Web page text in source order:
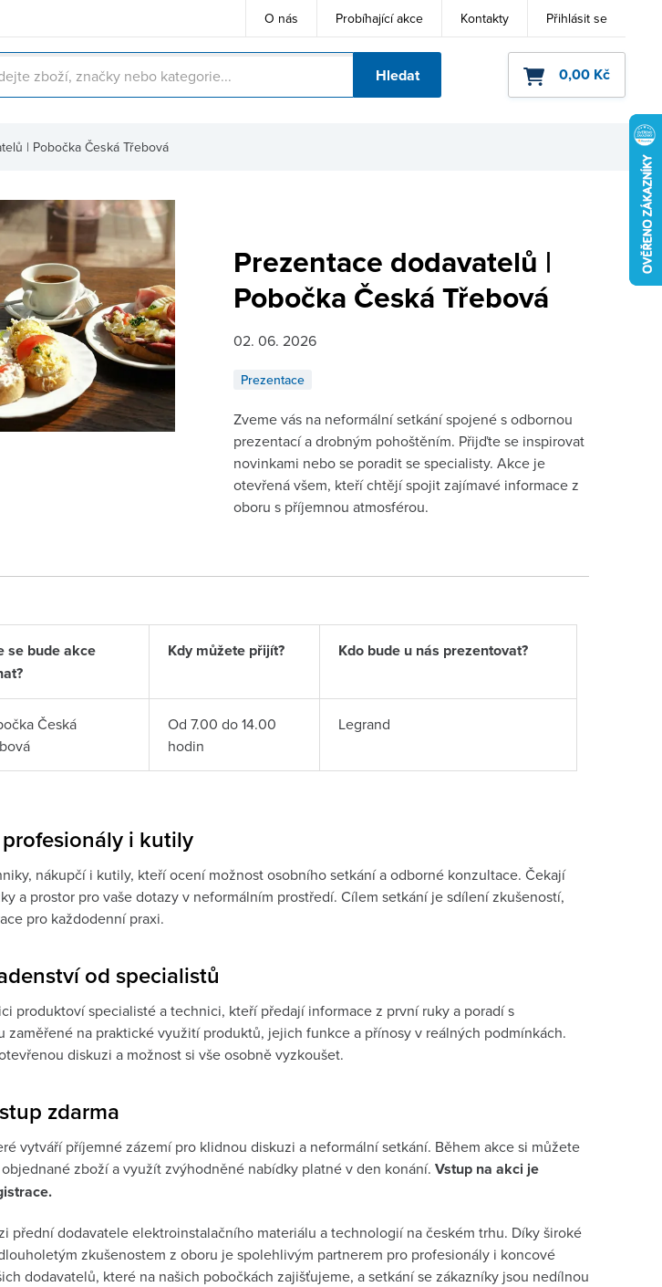
O nás Probíhající akce Kontakty Přihlásit se
Hledat 0,00 Kč
| Pobočka Česká Třebová
Prezentace dodavatelů |
Pobočka Česká Třebová
02. 06. 2026
Prezentace
Zveme vás na neformální setkání spojené s odbornou
prezentací a drobným pohoštěním. Přijďte se inspirovat
novinkami nebo se poradit se specialisty. Akce je
otevřená všem, kteří chtějí spojit zajímavé informace z
oboru s příjemnou atmosférou.
se bude akce
Kdy můžete přijít? Kdo bude u nás prezentovat?
Česká
Od 7.00 do 14.00
hodin
Legrand
i kutily
nákupčí i kutily, kteří ocení možnost osobního setkání a odborné konzultace. Čekají
a prostor pro vaše dotazy v neformálním prostředí. Cílem setkání je sdílení zkušeností,
pro každodenní praxi.
od specialistů
produktoví specialisté a technici, kteří předají informace z první ruky a poradí s
zaměřené na praktické využití produktů, jejich funkce a přínosy v reálných podmínkách.
diskuzi a možnost si vše osobně vyzkoušet.
zdarma
vytváří příjemné zázemí pro klidnou diskuzi a neformální setkání. Během akce si můžete
zboží a využít zvýhodněné nabídky platné v den konání. Vstup na akci je
přední dodavatele elektroinstalačního materiálu a technologií na českém trhu. Díky široké
zkušenostem z oboru je spolehlivým partnerem pro profesionály i koncové
dodavatelů, které na našich pobočkách zajišťujeme, a setkání se zákazníky jsou nedílnou